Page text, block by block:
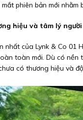
phiên bản mới
hiệu và tâm lý người
nhất của Lynk & Co 01
toàn mới. Dù có nền
có thương hiệu và